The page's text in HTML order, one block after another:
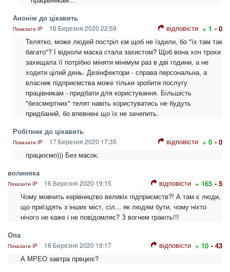
Анонім до цікавить
Показати IP 16 Березня 2020 22:59 відповісти + 1 - 0
Телятко, може людей постріл єм щоб не їздили, бо "їх там так
багато"? І відколи маска стала захистом? Щоб вона хоч трохи
захищала її потрібно міняти мінімум раз в дві години, а не
ходити цілий день. Дезінфектори - справа персональна, а
власник підприємства може тільки зробити послугу
працівникам - придбати для користування. Більшість
"безсмертних" телят навіть користуватись не будуть
придбаний, бо впевнені що їх не зачепить.
Робітник до цікавить
Показати IP 17 Березня 2020 17:35 відповісти + 0 - 0
працюємо))) Без масок.
волиняка
Показати IP 16 Березня 2020 19:15 відповісти + 165 - 5
Чому мовчить керівництво великіх підприємств?! А там є люди,
що приїздять з інших міст, сіл... як людям бути, чому ніхто
нічого не каже і не повідомляє? З вогнем грають!!!
Опа
Показати IP 16 Березня 2020 19:17 відповісти + 10 - 43
А МРЕО завтра првцює?